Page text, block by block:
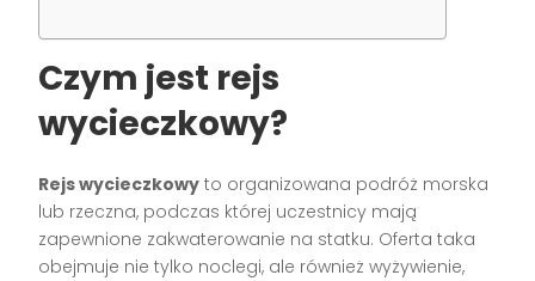
Czym jest rejs
wycieczkowy?
Rejs wycieczkowy to organizowana podróż morska
lub rzeczna, podczas której uczestnicy mają
zapewnione zakwaterowanie na statku. Oferta taka
obejmuje nie tylko noclegi, ale również wyżywienie,